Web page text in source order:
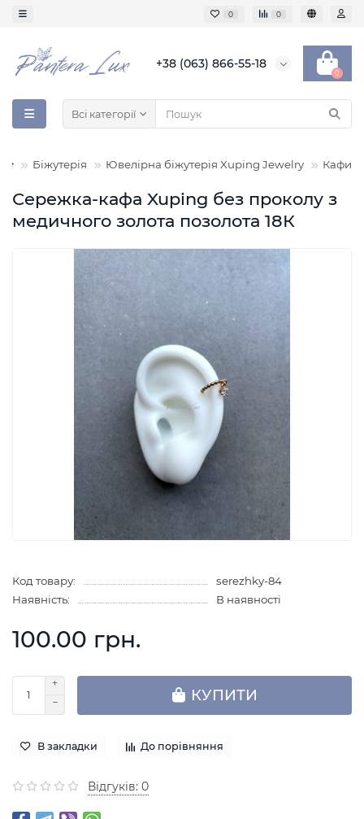
0 0
+38 (063) 866-55-18
0
Всі категорії
Біжутерія Ювелірна біжутерія Xuping Jewelry Кафи
Сережка-кафа Xuping без проколу з
медичного золота позолота 18К
Код товару:
serezhky-84
Наявність:
В наявності
100.00 грн.
КУПИТИ
В закладки До порівняння
Відгуків: 0